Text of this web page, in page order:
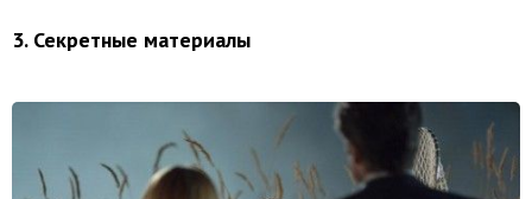
3. Секретные материалы